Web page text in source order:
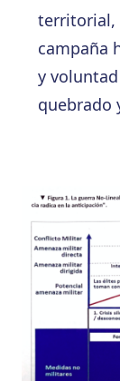
territorial,
campaña
y
quebrado